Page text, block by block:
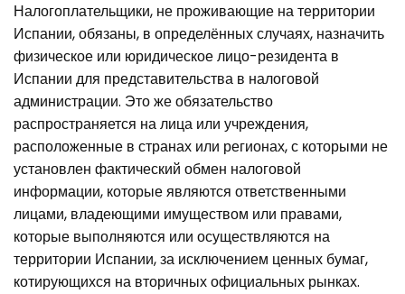
Налогоплательщики, не проживающие на территории
Испании, обязаны, в определённых случаях, назначить
физическое или юридическое лицо-резидента в
Испании для представительства в налоговой
администрации. Это же обязательство
распространяется на лица или учреждения,
расположенные в странах или регионах, с которыми не
установлен фактический обмен налоговой
информации, которые являются ответственными
лицами, владеющими имуществом или правами,
которые выполняются или осуществляются на
территории Испании, за исключением ценных бумаг,
котирующихся на вторичных официальных рынках.